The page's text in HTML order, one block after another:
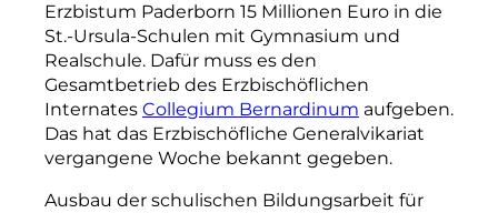
Erzbistum Paderborn 15 Millionen Euro in die
St.-Ursula-­Schulen mit Gymnasium und
Realschule. Dafür muss es den
Gesamtbetrieb des Erzbischöflichen
Internates Collegium Bernardinum aufgeben.
Das hat das Erzbischöfliche Generalvikariat
vergangene Woche bekannt gegeben.
Ausbau der schulischen Bildungsarbeit für